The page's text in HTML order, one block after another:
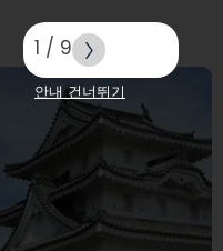
1 / 9
안내 건너뛰기